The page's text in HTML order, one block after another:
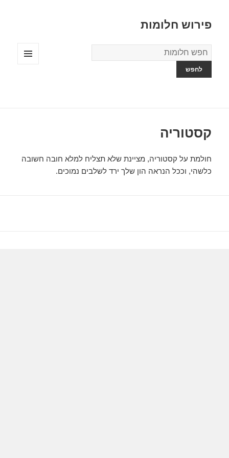
פירוש חלומות
מילון
החלומות
קסטוריה
חולמת על קסטוריה, מציינת שלא תצליח למלא חובה חשובה
כלשהי, וככל הנראה הון שלך ירד לשלבים נמוכים.